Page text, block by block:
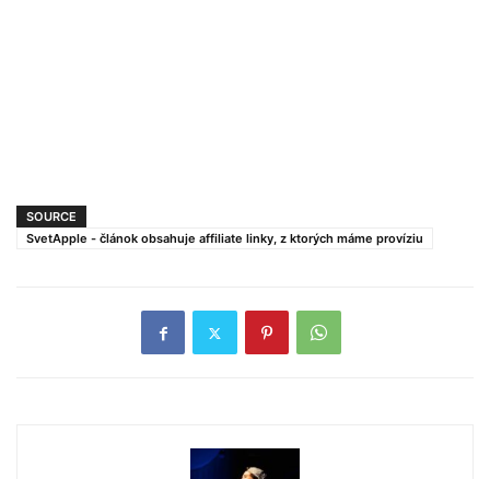
SOURCE
SvetApple - článok obsahuje affiliate linky, z ktorých máme províziu